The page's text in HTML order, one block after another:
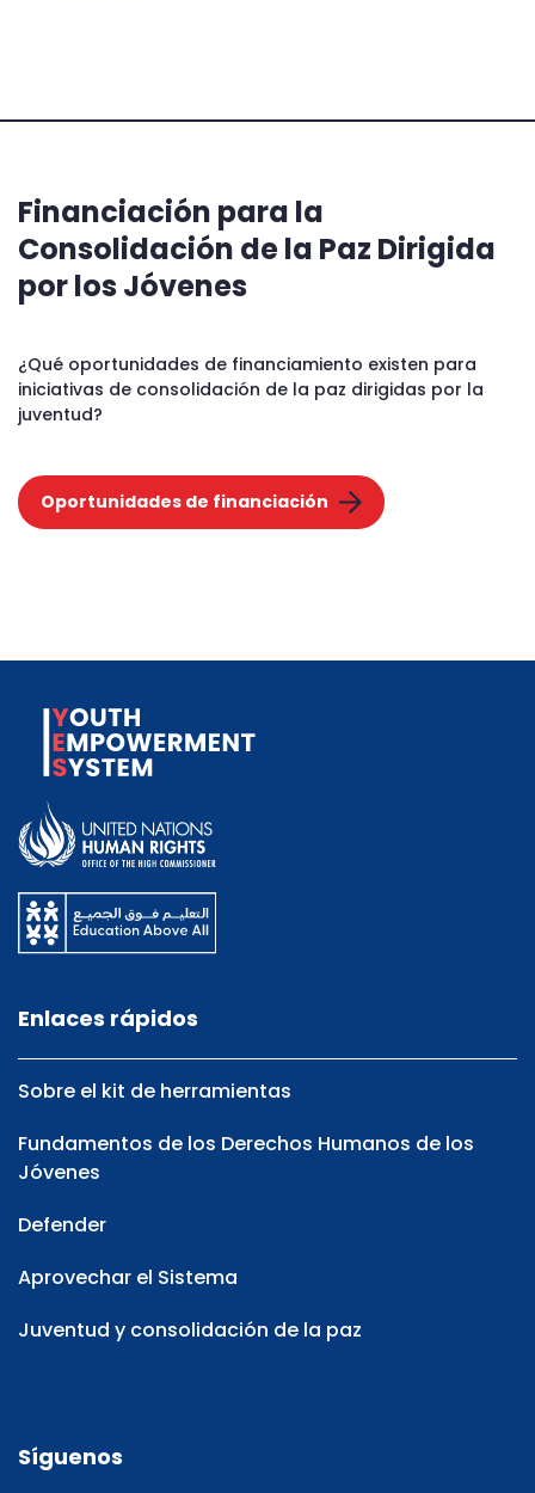
Financiación para la
Consolidación de la Paz Dirigida
por los Jóvenes
¿Qué oportunidades de financiamiento existen para
iniciativas de consolidación de la paz dirigidas por la
juventud?
Oportunidades de financiación
Enlaces rápidos
Sobre el kit de herramientas
Fundamentos de los Derechos Humanos de los
Jóvenes
Defender
Aprovechar el Sistema
Juventud y consolidación de la paz
Síguenos